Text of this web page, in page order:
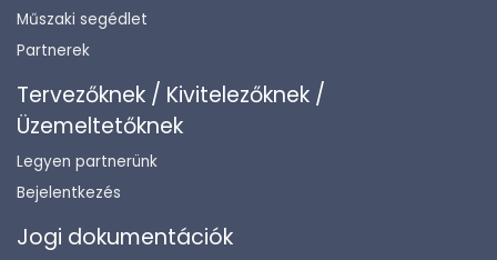
Műszaki segédlet
Partnerek
Tervezőknek / Kivitelezőknek /
Üzemeltetőknek
Legyen partnerünk
Bejelentkezés
Jogi dokumentációk